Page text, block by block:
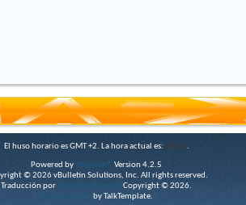
El huso horario es GMT +2. La hora actual es: 08:00.
Powered by vBulletin® Version 4.2.5
© 2026 vBulletin Solutions, Inc. All rights reserved.
Traducción por vBulletin Hispano Copyright © 2026.
vBulletin skins
by TalkTemplate.